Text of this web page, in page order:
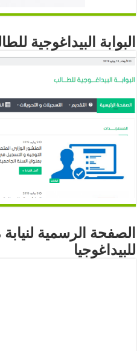
البوابة البيداغوجية
الصفحة الرسمية
للبيداغوجيا